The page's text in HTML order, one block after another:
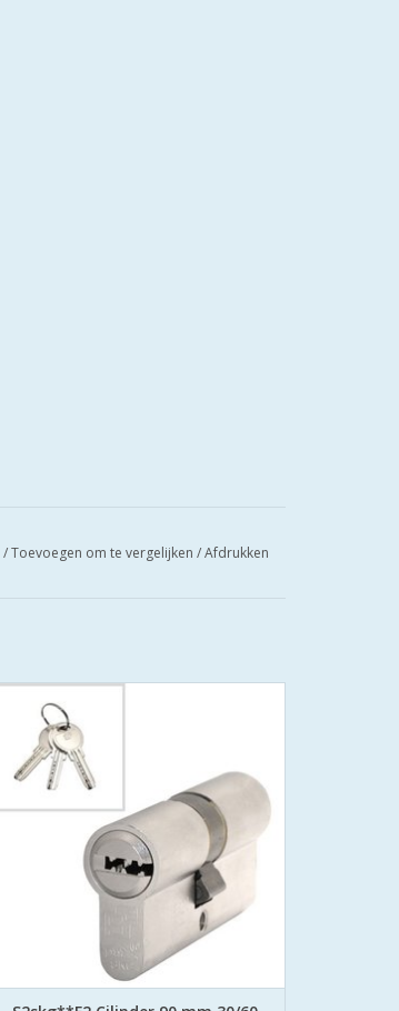
/Toevoegen om te vergelijken /Afdrukken
De S2 veiligheidscilinders zijn SKG
gecertificeerd volgens Politie Keurmerk
De cilinders zijn uitgevoerd met
boorbeveiliging aan beide zijden.
TOEVOEGEN AAN WINKELWAGEN